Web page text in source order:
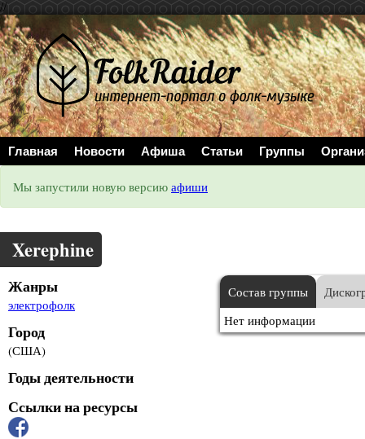
//
Главная Новости Афиша Статьи Группы
Мы запустили новую версию афиши
Xerephine
Жанры
электрофолк
Город
(США)
Годы деятельности
Ссылки на ресурсы
Состав группы
Нет информации